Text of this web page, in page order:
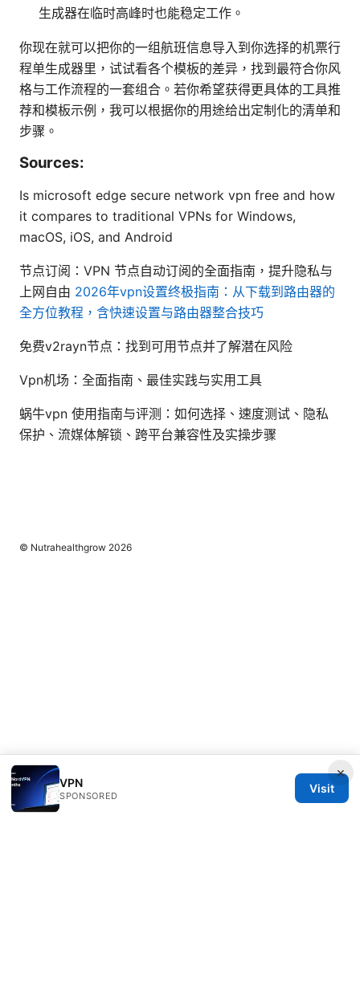
生成器在临时高峰时也能稳定工作。
你现在就可以把你的一组航班信息导入到你选择的机票行
程单生成器里，试试看各个模板的差异，找到最符合你风
格与工作流程的一套组合。若你希望获得更具体的工具推
荐和模板示例，我可以根据你的用途给出定制化的清单和
步骤。
Sources:
Is microsoft edge secure network vpn free and how
it compares to traditional VPNs for Windows,
macOS, iOS, and Android
节点订阅：VPN 节点自动订阅的全面指南，提升隐私与
上网自由 2026年vpn设置终极指南：从下载到路由器的
全方位教程，含快速设置与路由器整合技巧
免费v2rayn节点：找到可用节点并了解潜在风险
Vpn机场：全面指南、最佳实践与实用工具
蜗牛vpn 使用指南与评测：如何选择、速度测试、隐私
保护、流媒体解锁、跨平台兼容性及实操步骤
×
VPN
SPONSORED
Visit
© Nutrahealthgrow 2026